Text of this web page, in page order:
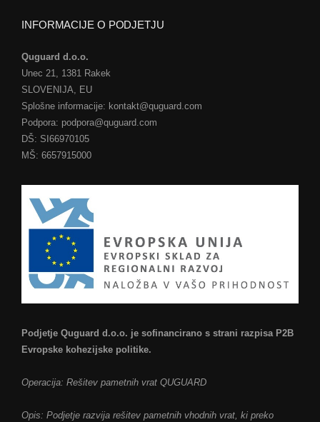
INFORMACIJE O PODJETJU
Quguard d.o.o.
Unec 21, 1381 Rakek
SLOVENIJA, EU
Splošne informacije: kontakt@quguard.com
Podpora: podpora@quguard.com
DŠ: SI66970105
MŠ: 6657915000
Podjetje Quguard d.o.o. je sofinancirano s strani razpisa P2B
Evropske kohezijske politike.
Operacija: Rešitev pametnih vrat QUGUARD
Opis: Podjetje razvija rešitev pametnih vhodnih vrat, ki preko